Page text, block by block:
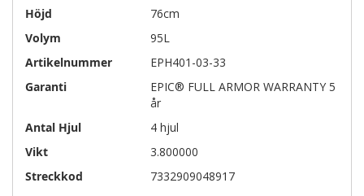
Höjd
76cm
Volym
95L
Artikelnummer
EPH401-03-33
Garanti
EPIC® FULL ARMOR WARRANTY 5
år
Antal Hjul
4 hjul
Vikt
3.800000
Streckkod
7332909048917